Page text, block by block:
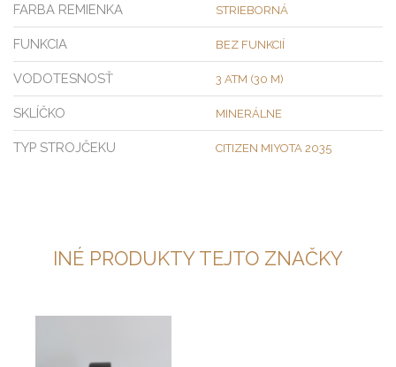
FARBA REMIENKA STRIEBORNÁ
FUNKCIA BEZ FUNKCIÍ
VODOTESNOSŤ 3 ATM (30 M)
SKLÍČKO MINERÁLNE
TYP STROJČEKU CITIZEN MIYOTA 2035
INÉ PRODUKTY TEJTO ZNAČKY